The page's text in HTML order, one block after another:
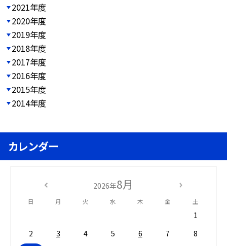
2021年度
2020年度
2019年度
2018年度
2017年度
2016年度
2015年度
2014年度
カレンダー
2026年8月
日 月 火 水 木 金 土
1
2
3 4 5 6 7
8